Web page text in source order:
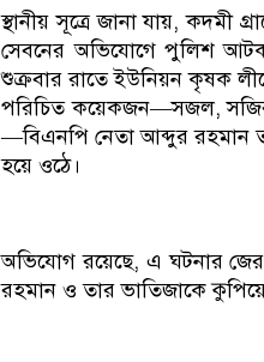
স্থানীয় সূত্রে জানা যায়, কদমী
সেবনের অভিযোগে পুলিশ
শুক্রবার রাতে ইউনিয়ন কৃষক
পরিচিত কয়েকজন—সজল,
—বিএনপি নেতা আব্দুর রহমান
হয়ে ওঠে।
অভিযোগ রয়েছে, এ ঘটনার জের
রহমান ও তার ভাতিজাকে